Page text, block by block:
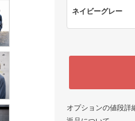
ネイビーグレー
オプションの値段詳